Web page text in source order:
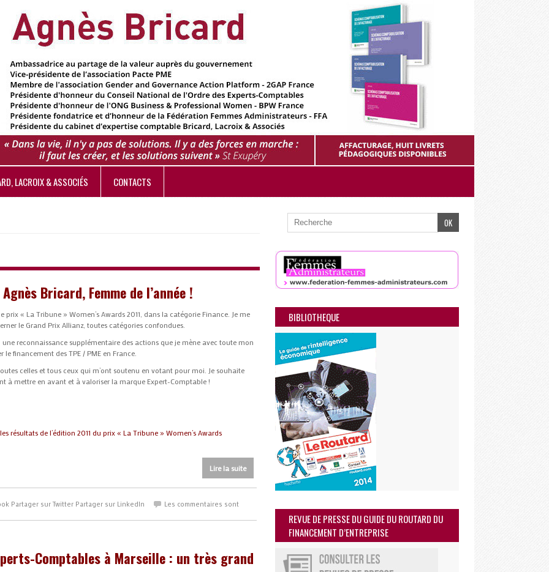
LACROIX & ASSOCIÉS CONTACTS
Bricard, Femme de l’année !
prix « La Tribune » Women’s Awards 2011, dans la catégorie Finance. Je me
le Grand Prix Allianz, toutes catégories confondues.
reconnaissance supplémentaire des actions que je mène avec toute mon
financement des TPE / PME en France.
celles et tous ceux qui m’ont soutenu en votant pour moi. Je souhaite
à mettre en avant et à valoriser la marque Expert-Comptable !
résultats de l’édition 2011 du prix « La Tribune » Women’s Awards
Lire la suite
Partager sur Twitter Partager sur LinkedIn Les commentaires sont
Comptables à Marseille : un très grand
BIBLIOTHEQUE
REVUE DE PRESSE DU GUIDE DU ROUTARD DU
FINANCEMENT D’ENTREPRISE